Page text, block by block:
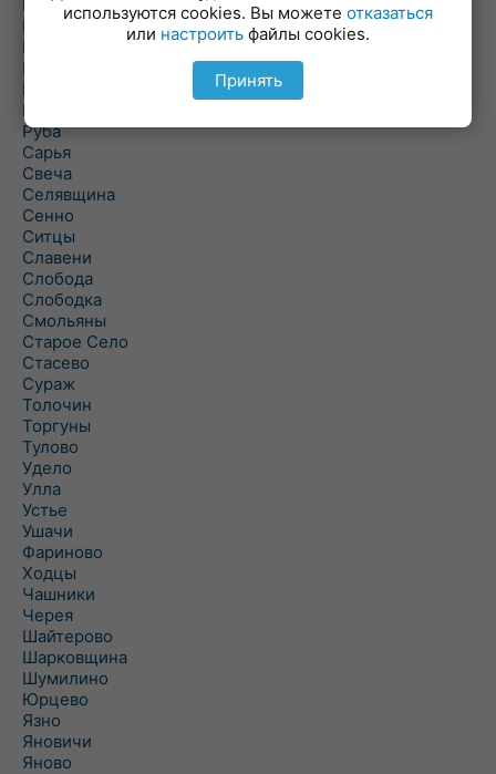
Погоща
Подсвилье
Полоцк
Поставы
Прозороки
Россоны
Руба
Сарья
Свеча
Селявщина
Сенно
Ситцы
Славени
Слобода
Слободка
Смольяны
Старое Село
Стасево
Сураж
Толочин
Торгуны
Тулово
Удело
Улла
Устье
Ушачи
Фариново
Ходцы
Чашники
Черея
Шайтерово
Шарковщина
Шумилино
Юрцево
Язно
Яновичи
Яново
используются cookies. Вы можете отказаться
или настроить файлы cookies.
Принять